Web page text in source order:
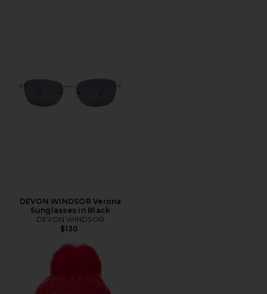
DEVON WINDSOR Verona
Sunglasses in Black
DEVON WINDSOR
$130